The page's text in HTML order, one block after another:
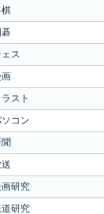
碁
ス
スト
コン
研究
研究